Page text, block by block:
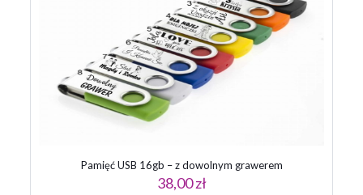
Pamięć USB 16gb – z dowolnym grawerem
38,00zł